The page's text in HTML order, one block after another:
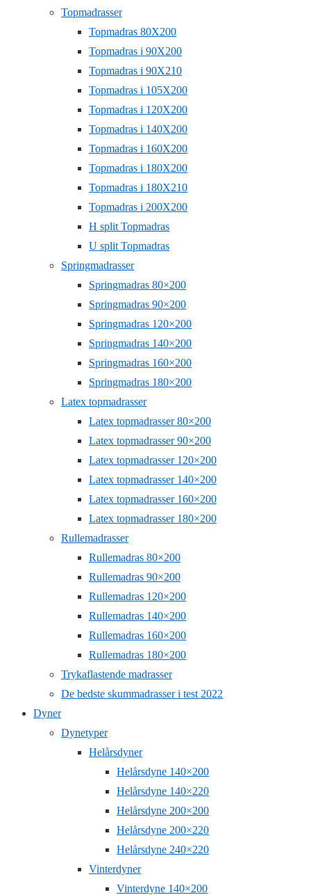
Topmadrasser
Topmadras 80X200
Topmadras i 90X200
Topmadras i 90X210
Topmadras i 105X200
Topmadras i 120X200
Topmadras i 140X200
Topmadras i 160X200
Topmadras i 180X200
Topmadras i 180X210
Topmadras i 200X200
H split Topmadras
U split Topmadras
Springmadrasser
Springmadras 80×200
Springmadras 90×200
Springmadras 120×200
Springmadras 140×200
Springmadras 160×200
Springmadras 180×200
Latex topmadrasser
Latex topmadrasser 80×200
Latex topmadrasser 90×200
Latex topmadrasser 120×200
Latex topmadrasser 140×200
Latex topmadrasser 160×200
Latex topmadrasser 180×200
Rullemadrasser
Rullemadras 80×200
Rullemadras 90×200
Rullemadras 120×200
Rullemadras 140×200
Rullemadras 160×200
Rullemadras 180×200
Trykaflastende madrasser
De bedste skummadrasser i test 2022
Dyner
Dynetyper
Helårsdyner
Helårsdyne 140×200
Helårsdyne 140×220
Helårsdyne 200×200
Helårsdyne 200×220
Helårsdyne 240×220
Vinterdyner
Vinterdyne 140×200